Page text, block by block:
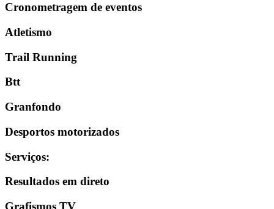
Cronometragem de eventos
Atletismo
Trail Running
Btt
Granfondo
Desportos motorizados
Serviços:
Resultados em direto
Grafismos TV